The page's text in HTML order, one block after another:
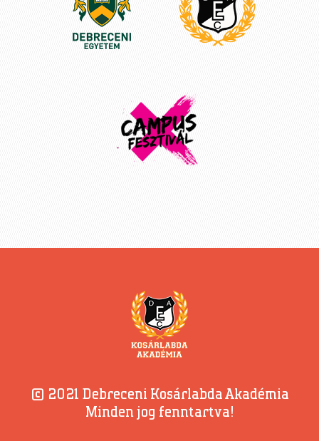
© 2021 Debreceni Kosárlabda Akadémia
Minden jog fenntartva!